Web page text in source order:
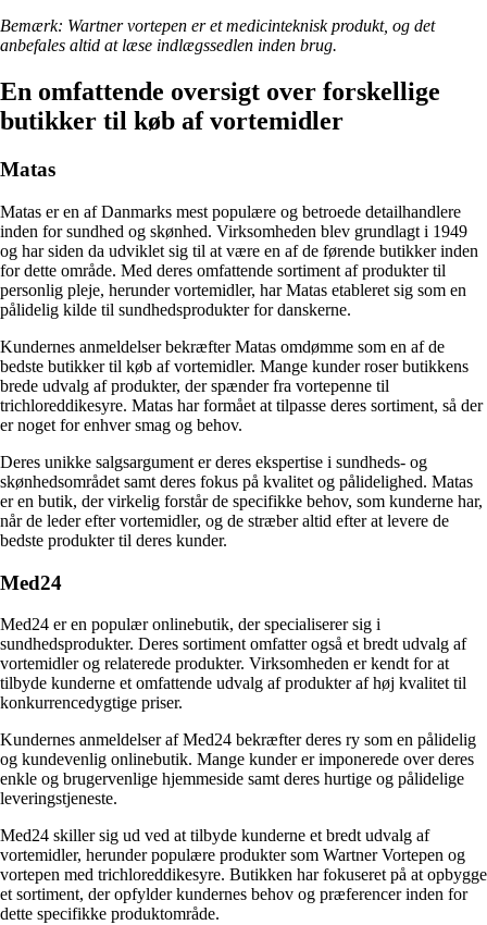
Bemærk: Wartner vortepen er et medicinteknisk produkt, og det
anbefales altid at læse indlægssedlen inden brug.
En omfattende oversigt over forskellige
butikker til køb af vortemidler
Matas
Matas er en af Danmarks mest populære og betroede detailhandlere
inden for sundhed og skønhed. Virksomheden blev grundlagt i 1949
og har siden da udviklet sig til at være en af de førende butikker inden
for dette område. Med deres omfattende sortiment af produkter til
personlig pleje, herunder vortemidler, har Matas etableret sig som en
pålidelig kilde til sundhedsprodukter for danskerne.
Kundernes anmeldelser bekræfter Matas omdømme som en af de
bedste butikker til køb af vortemidler. Mange kunder roser butikkens
brede udvalg af produkter, der spænder fra vortepenne til
trichloreddikesyre. Matas har formået at tilpasse deres sortiment, så der
er noget for enhver smag og behov.
Deres unikke salgsargument er deres ekspertise i sundheds- og
skønhedsområdet samt deres fokus på kvalitet og pålidelighed. Matas
er en butik, der virkelig forstår de specifikke behov, som kunderne har,
når de leder efter vortemidler, og de stræber altid efter at levere de
bedste produkter til deres kunder.
Med24
Med24 er en populær onlinebutik, der specialiserer sig i
sundhedsprodukter. Deres sortiment omfatter også et bredt udvalg af
vortemidler og relaterede produkter. Virksomheden er kendt for at
tilbyde kunderne et omfattende udvalg af produkter af høj kvalitet til
konkurrencedygtige priser.
Kundernes anmeldelser af Med24 bekræfter deres ry som en pålidelig
og kundevenlig onlinebutik. Mange kunder er imponerede over deres
enkle og brugervenlige hjemmeside samt deres hurtige og pålidelige
leveringstjeneste.
Med24 skiller sig ud ved at tilbyde kunderne et bredt udvalg af
vortemidler, herunder populære produkter som Wartner Vortepen og
vortepen med trichloreddikesyre. Butikken har fokuseret på at opbygge
et sortiment, der opfylder kundernes behov og præferencer inden for
dette specifikke produktområde.